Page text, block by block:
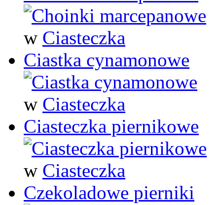
w Ciasteczka
Ciastka cynamonowe
w Ciasteczka
Ciasteczka piernikowe
w Ciasteczka
Czekoladowe pierniki